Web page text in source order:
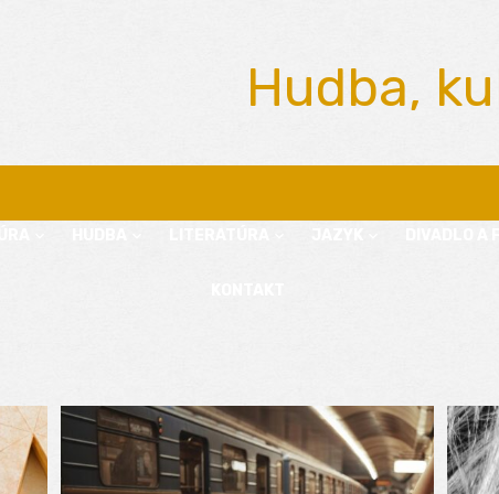
Hudba,